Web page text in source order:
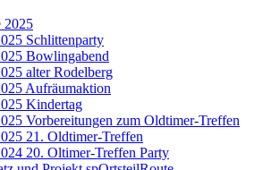
2025
Schlittenparty
Bowlingabend
alter Rodelberg
Aufräumaktion
Kindertag
Vorbereitungen zum Oldtimer-Treffen
21. Oldtimer-Treffen
20. Oltimer-Treffen Party